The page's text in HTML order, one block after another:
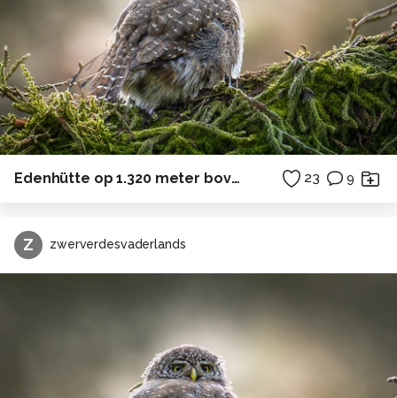
Edenhütte op 1.320 meter boven zeeniveau. 23 9
Z zwerverdesvaderlands